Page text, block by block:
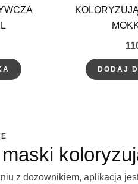
DODAJ
z dozownikiem, aplikacja